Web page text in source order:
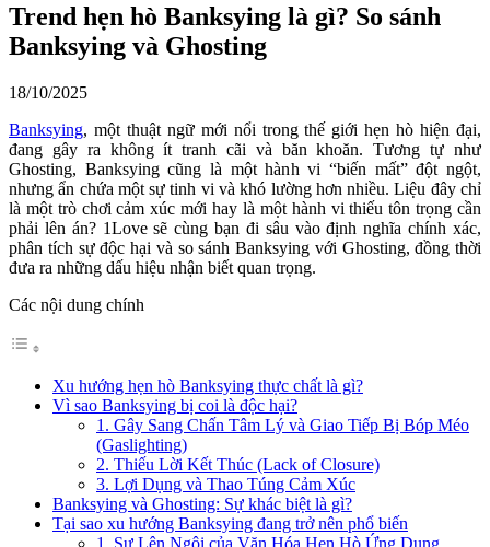
Trend hẹn hò Banksying là gì? So sánh
Banksying và Ghosting
18/10/2025
Banksying, một thuật ngữ mới nổi trong thế giới hẹn hò hiện đại,
đang gây ra không ít tranh cãi và băn khoăn. Tương tự như
Ghosting, Banksying cũng là một hành vi “biến mất” đột ngột,
nhưng ẩn chứa một sự tinh vi và khó lường hơn nhiều. Liệu đây chỉ
là một trò chơi cảm xúc mới hay là một hành vi thiếu tôn trọng cần
phải lên án? 1Love sẽ cùng bạn đi sâu vào định nghĩa chính xác,
phân tích sự độc hại và so sánh Banksying với Ghosting, đồng thời
đưa ra những dấu hiệu nhận biết quan trọng.
Các nội dung chính
Xu hướng hẹn hò Banksying thực chất là gì?
Vì sao Banksying bị coi là độc hại?
1. Gây Sang Chấn Tâm Lý và Giao Tiếp Bị Bóp Méo
(Gaslighting)
2. Thiếu Lời Kết Thúc (Lack of Closure)
3. Lợi Dụng và Thao Túng Cảm Xúc
Banksying và Ghosting: Sự khác biệt là gì?
Tại sao xu hướng Banksying đang trở nên phổ biến
1. Sự Lên Ngôi của Văn Hóa Hẹn Hò Ứng Dụng